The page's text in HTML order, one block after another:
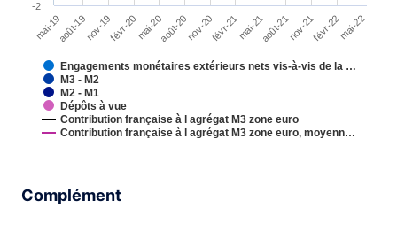
Engagements monétaires extérieurs nets vis-à-vis de la …
M3 - M2
M2 - M1
Dépôts à vue
Contribution française à l agrégat M3 zone euro
Contribution française à l agrégat M3 zone euro, moyenn…
mai-19 nov-19 mai-20 nov-20 mai-21 nov-21 mai-22
août-19 févr-20 août-20 févr-21 août-21 févr-22
-2
Complément